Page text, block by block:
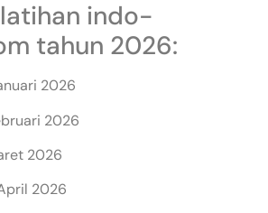
indo-
tahun 2026:
2026
2026
2026
2026